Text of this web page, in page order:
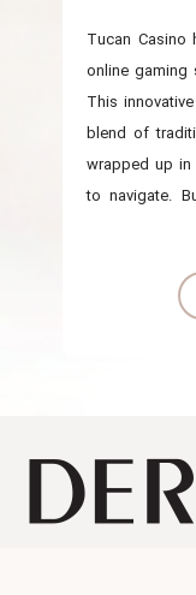
Tucan Casino
online gaming
This
blend of
wrapped up in
to navigate.